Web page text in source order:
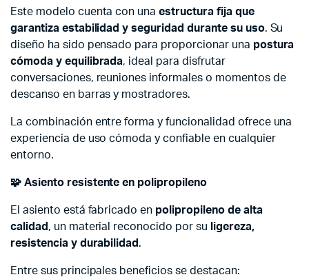
Este modelo cuenta con unaestructura fija que
garantiza estabilidad y seguridad durante su uso. Su
diseño ha sido pensado para proporcionar una postura
cómoda y equilibrada, ideal para disfrutar
conversaciones, reuniones informales o momentos de
descanso en barras y mostradores.
La combinación entre forma y funcionalidad ofrece una
experiencia de uso cómoda y confiable en cualquier
entorno.
🧩Asiento resistente en polipropileno
El asiento está fabricado en polipropileno de alta
calidad , un material reconocido por su
ligereza,
resistencia y durabilidad .
Entre sus principales beneficios se destacan: